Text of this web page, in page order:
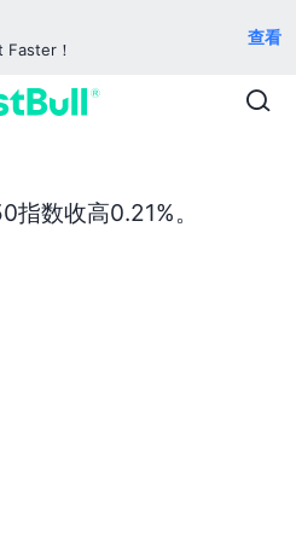
！
查看
指数收高0.21%。